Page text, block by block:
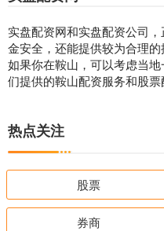
实盘配资网和实盘配资公司
金安全，还能提供较为合理的
如果你在鞍山，可以考虑当
们提供的鞍山配资服务和股票
热点关注
股票
券商